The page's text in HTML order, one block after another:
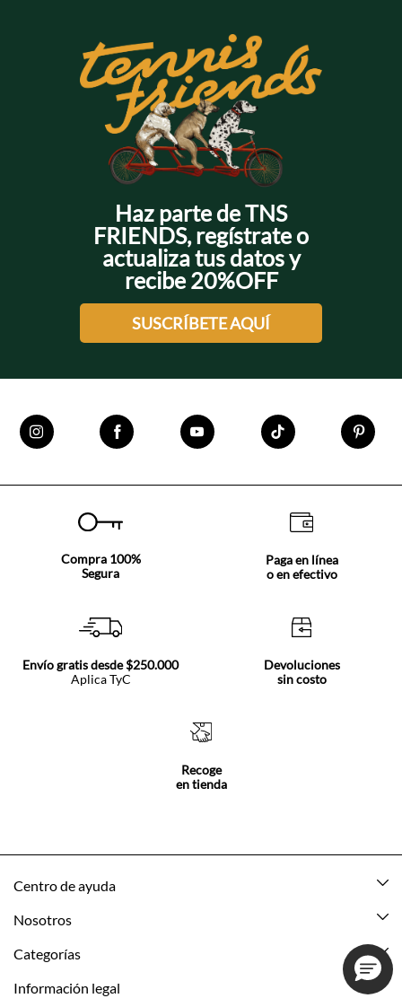
Haz parte de TNS
FRIENDS, regístrate o
actualiza tus datos y
recibe 20%OFF
SUSCRÍBETE AQUÍ
Compra 100%
Segura
Paga en línea
o en efectivo
Envío gratis desde $250.000
Aplica TyC
Devoluciones
sin costo
Recoge
en tienda
Centro de ayuda
Mis pedidos
Nosotros
Acerca de Tennis
Categorías
Nuevo
Información legal